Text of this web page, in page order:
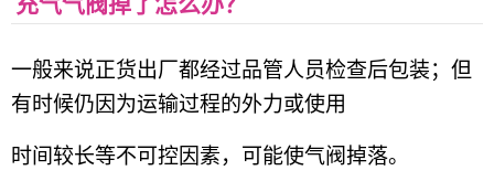
一般来说正货出厂都经过品管人员检查后包装；但
有时候仍因为运输过程的外力或使用
时间较长等不可控因素， 可能使气阀掉落。​